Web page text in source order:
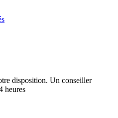
disposition. Un conseiller
heures